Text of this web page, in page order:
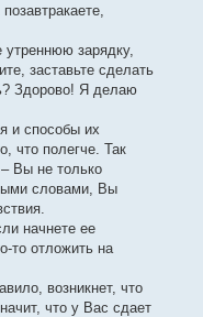
зарядку,
заставьте сделать
Здорово! Я делаю
и способы их
что полегче. Так
Вы не только
словами, Вы
начнете ее
то отложить на
возникнет, что
что у Вас сдает